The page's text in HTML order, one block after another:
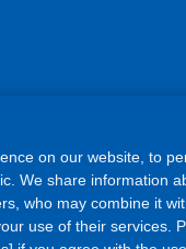
on our website, to
We share information
who may combine it
use of their services.